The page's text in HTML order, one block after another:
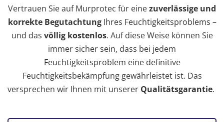
Vertrauen Sie auf Murprotec für einezuverlässige und
korrekte BegutachtungIhres Feuchtigkeitsproblems –
und das völlig kostenlos. Auf diese Weise können Sie
immer sicher sein, dass bei jedem
Feuchtigkeitsproblem eine definitive
Feuchtigkeitsbekämpfung gewährleistet ist. Das
versprechen wir Ihnen mit unserer Qualitätsgarantie.